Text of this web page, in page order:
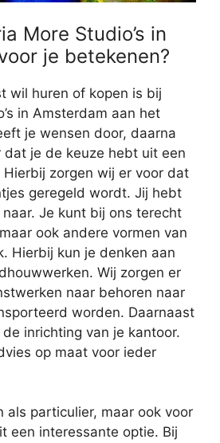
More Studio’s in
je betekenen?
wil huren of kopen is bij
in Amsterdam aan het
je wensen door, daarna
dat je de keuze hebt uit een
zorgen wij er voor dat
geregeld wordt. Jij hebt
Je kunt bij ons terecht
ook andere vormen van
Hierbij kun je denken aan
Wij zorgen er
naar behoren naar
worden. Daarnaast
inrichting van je kantoor.
op maat voor ieder
als particulier, maar ook voor
een interessante optie. Bij